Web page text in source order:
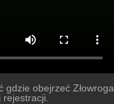
obejrzeć Złowroga